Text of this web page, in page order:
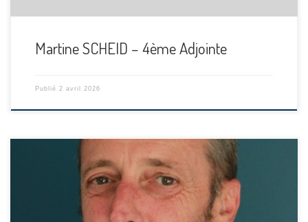
Martine SCHEID – 4ème Adjointe
Publié 2 avril 2026